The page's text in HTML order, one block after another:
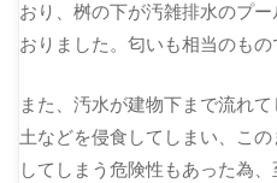
おり、桝の下が汚雑排水のプ
おりました。匂いも相当のもの
また、汚水が建物下まで流れ
土などを侵食してしまい、こ
してしまう危険性もあった為